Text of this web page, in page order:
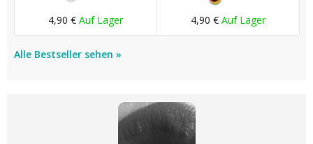
4,90 € Auf Lager 4,90 € Auf Lager
Alle Bestseller sehen »